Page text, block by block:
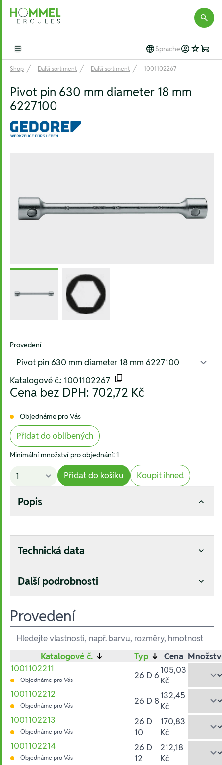
Hommel Hercules
Open main menu Sprache
Shop Další sortiment Další sortiment 1001102267
Pivot pin 630 mm diameter 18 mm
6227100
Provedení
Katalogové č.: 1001102267
Cena bez DPH: 702,72 Kč
Objednáme pro Vás
Přidat do oblíbených
Minimální množství pro objednání: 1
Přidat do košíku Koupit ihned
Popis
Technická data
Další podrobnosti
Provedení
Ausführungen
Katalogové č. ↓ Typ ↓ Cena
1001102211
Objednáme pro Vás 26 D 6105,03
Kč
1001102212
Objednáme pro Vás 26 D 8132,45
Kč
1001102213
Objednáme pro Vás
26 D
10
170,83
Kč
1001102214
Objednáme pro Vás
26 D
12
212,18
Kč